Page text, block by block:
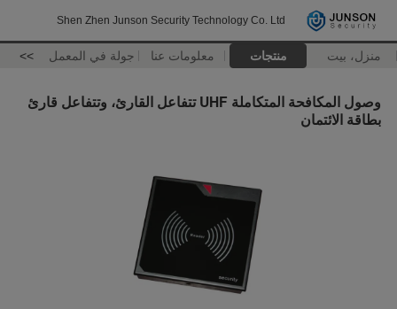
Shen Zhen Junson Security Technology Co. Ltd
منزل، بيت منتجات معلومات عنا جولة في المعمل >>
وصول المكافحة المتكاملة UHF تتفاعل القارئ، وتتفاعل قارئ
بطاقة الائتمان